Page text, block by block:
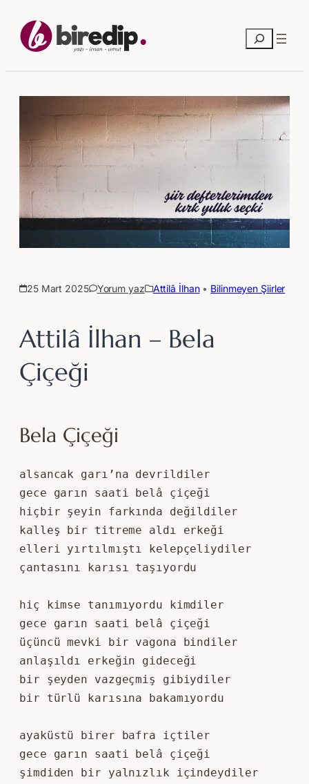
Ara
25 Mart 2025 Yorum yaz Attilâ İlhan • Bilinmeyen Şiirler
Attilâ İlhan – Bela
Çiçeği
Bela Çiçeği
alsancak garı’na devrildiler
gece garın saati belâ çiçeği
hiçbir şeyin farkında değildiler
kalleş bir titreme aldı erkeği
elleri yırtılmıştı kelepçeliydiler
çantasını karısı taşıyordu
hiç kimse tanımıyordu kimdiler
gece garın saati belâ çiçeği
üçüncü mevki bir vagona bindiler
anlaşıldı erkeğin gideceği
bir şeyden vazgeçmiş gibiydiler
bir türlü karısına bakamıyordu
ayaküstü birer bafra içtiler
gece garın saati belâ çiçeği
şimdiden bir yalnızlık içindeydiler